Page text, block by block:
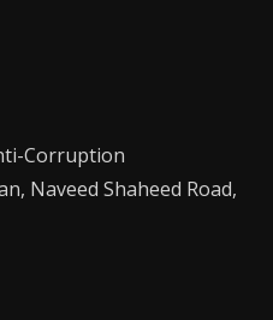
Corruption
Naveed Shaheed Road,